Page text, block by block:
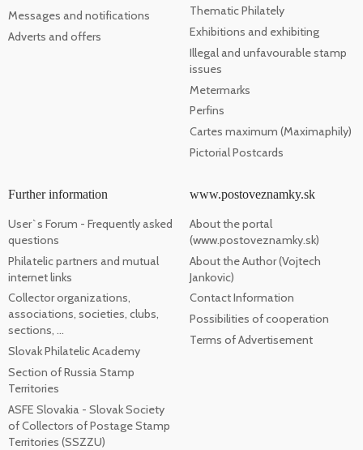
Messages and notifications
Adverts and offers
Thematic Philately
Exhibitions and exhibiting
Illegal and unfavourable stamp
issues
Metermarks
Perfins
Cartes maximum (Maximaphily)
Pictorial Postcards
Further information
User`s Forum - Frequently asked
questions
Philatelic partners and mutual
internet links
Collector organizations,
associations, societies, clubs,
sections, ...
Slovak Philatelic Academy
Section of Russia Stamp
Territories
ASFE Slovakia - Slovak Society
of Collectors of Postage Stamp
Territories (SSZZU)
www.postoveznamky.sk
About the portal
(www.postoveznamky.sk)
About the Author (Vojtech
Jankovic)
Contact Information
Possibilities of cooperation
Terms of Advertisement